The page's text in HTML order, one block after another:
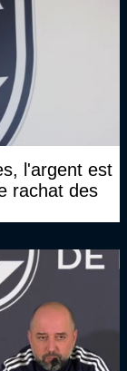
l'argent est
rachat des